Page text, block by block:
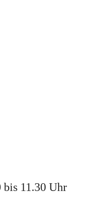
bis 11.30 Uhr